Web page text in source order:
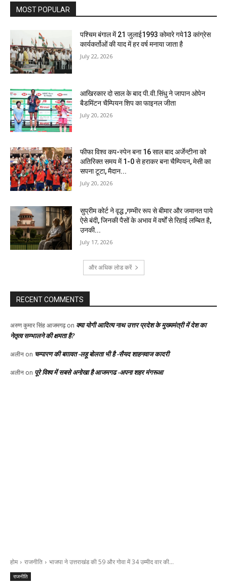
MOST POPULAR
पश्चिम बंगाल में 21 जुलाई1993 कोमारे गये13 कांग्रेस
कार्यकर्तोओं की याद में हर वर्ष मनाया जाता है
July 22, 2026
आखिरकार दो साल के बाद पी.वी.सिंधु ने जापान ओपेन
बैडमिंटन चैम्पियन शिप का फाइनल जीता
July 20, 2026
फीफा विश्व कप-स्पेन बना 16 साल बाद अर्जेन्टीना को
अतिरिक्त समय में 1-0 से हराकर बना चैम्पियन, मेसी का
सपना टूटा, मैदान...
July 20, 2026
सुप्रीम कोर्ट ने वृद्ध ,गम्भीर रूप से बीमार और जमानत पाये
ऐसे बंदी, जिनकी पैसों के अभाव में वर्षों से रिहाई लम्बित है,
उनकी...
July 17, 2026
और अधिक लोड करें
RECENT COMMENTS
अरुण कुमार सिंह आजमगढ़on क्या योगी आदित्य नाथ उत्तर प्रदेश के मुख्यमंत्री में देश का
नेतृत्व सम्भालने की क्षमता है?
अलीन on चम्पारण की बग़ावत -लहू बोलता भी है -सैयद शाहनवाज कादरी
अलीन on पूरे विश्व में सबसे अनोखा है आजमगढ -अपना शहर मंगरूआ